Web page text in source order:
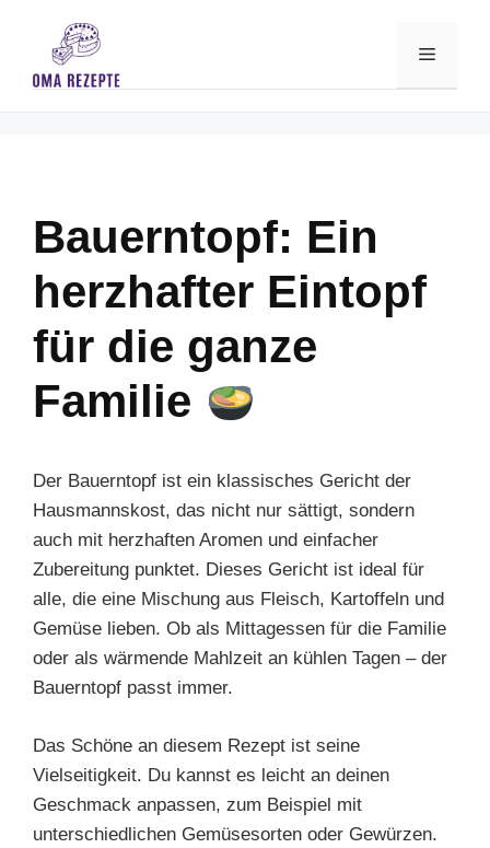
content
Menu
Bauerntopf: Ein
herzhafter Eintopf
für die ganze
Familie
Der Bauerntopf ist ein klassisches Gericht der
Hausmannskost, das nicht nur sättigt, sondern
auch mit herzhaften Aromen und einfacher
Zubereitung punktet. Dieses Gericht ist ideal für
alle, die eine Mischung aus Fleisch, Kartoffeln und
Gemüse lieben. Ob als Mittagessen für die Familie
oder als wärmende Mahlzeit an kühlen Tagen – der
Bauerntopf passt immer.
Das Schöne an diesem Rezept ist seine
Vielseitigkeit. Du kannst es leicht an deinen
Geschmack anpassen, zum Beispiel mit
unterschiedlichen Gemüsesorten oder Gewürzen.